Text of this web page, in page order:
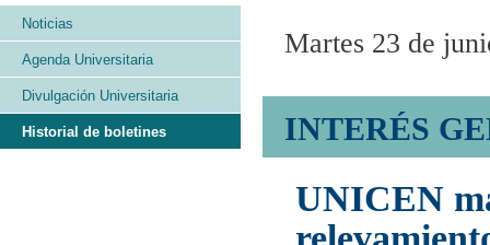
Martes 23 de
INTERÉS
UNICEN
Noticias
Agenda Universitaria
Divulgación Universitaria
Historial de boletines